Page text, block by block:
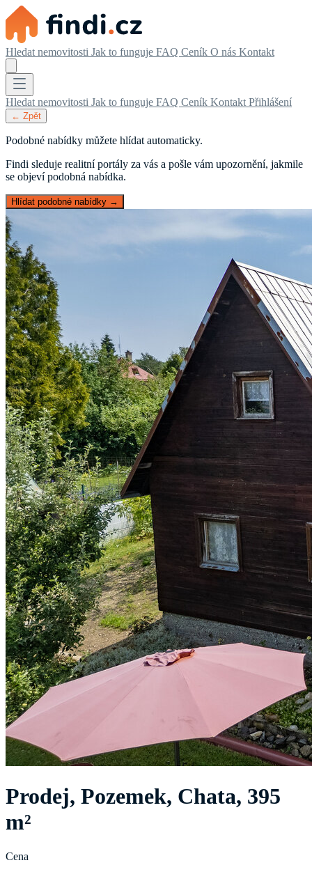
Hledat nemovitosti Jak to funguje FAQ Ceník O nás Kontakt
Hledat nemovitosti Jak to funguje FAQ Ceník Kontakt Přihlášení
← Zpět
Podobné nabídky můžete hlídat automaticky.
Findi sleduje realitní portály za vás a pošle vám upozornění, jakmile
se objeví podobná nabídka.
Hlídat podobné nabídky →
Prodej, Pozemek, Chata, 395
m²
Cena